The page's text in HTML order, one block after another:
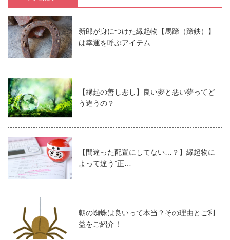
新郎が身につけた縁起物【馬蹄（蹄鉄）】
は幸運を呼ぶアイテム
【縁起の善し悪し】良い夢と悪い夢ってど
う違うの？
【間違った配置にしてない…？】縁起物に
よって違う”正…
朝の蜘蛛は良いって本当？その理由とご利
益をご紹介！